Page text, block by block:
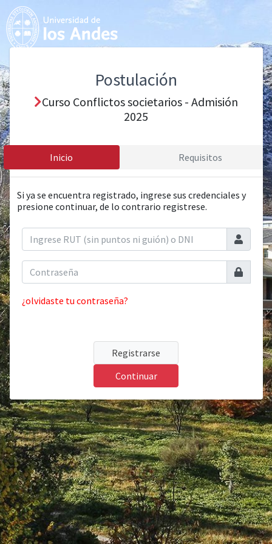
Postulación
Curso Conflictos societarios - Admisión
2025
Inicio Requisitos
Si ya se encuentra registrado, ingrese sus credenciales y
presione continuar, de lo contrario registrese.
¿olvidaste tu contraseña?
Registrarse
Continuar